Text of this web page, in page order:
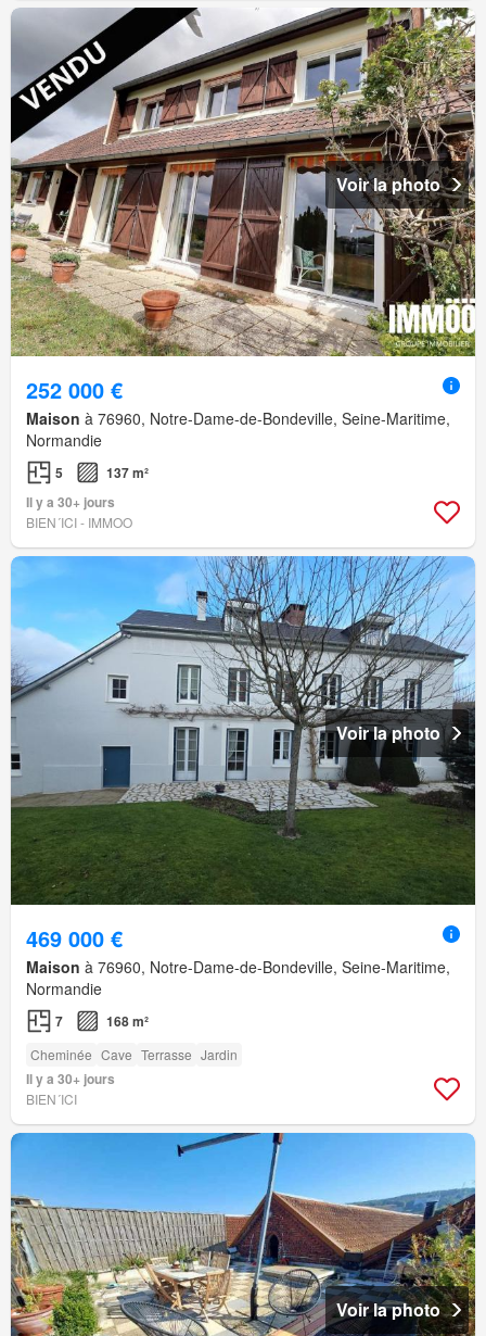
Voir la photo
252 000 €
Maison à 76960, Notre-Dame-de-Bondeville, Seine-Maritime,
Normandie
5
137 m²
Il y a 30+ jours
BIEN´ICI - IMMOO
Voir la photo
469 000 €
Maison à 76960, Notre-Dame-de-Bondeville, Seine-Maritime,
Normandie
7 168 m²
Cheminée Cave Terrasse Jardin
Il y a 30+ jours
BIEN´ICI
Voir la photo